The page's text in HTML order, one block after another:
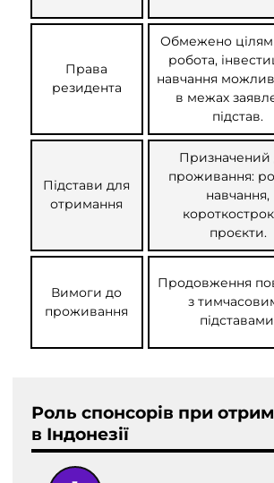
Права
резидента
Обмежено
робота,
навчання
в межах
підстав.
Підстави для
отримання
Призначений
проживання:
навчання,
проєкти.
Вимоги до
проживання
Продовження
з
Роль спонсорів при
в Індонезії